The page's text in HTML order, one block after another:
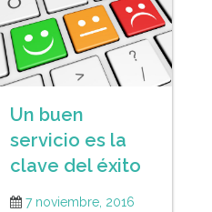
Un buen
servicio es la
clave del éxito
7 noviembre, 2016